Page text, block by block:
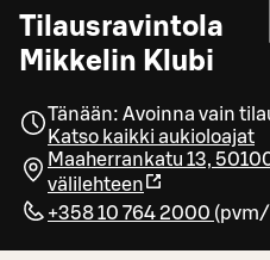
Tilausravintola
Mikkelin Klubi
Tänään: Avoinna vain
Katso kaikki aukioloajat
Maaherrankatu 13,
välilehteen
+358 10 764 2000 (